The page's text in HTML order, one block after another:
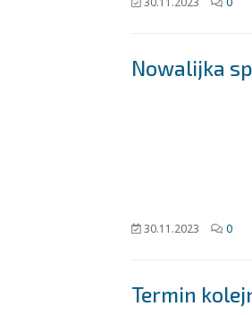
Nowalijka
30.11.2023 0
Termin